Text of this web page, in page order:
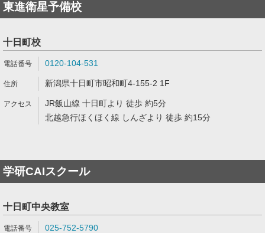
東進衛星予備校
十日町校
0120-104-531
新潟県十日町市昭和町4-155-2 1F
JR飯山線 十日町より 徒歩 約5分
北越急行ほくほく線 しんざより 徒歩 約15分
学研CAIスクール
十日町中央教室
025-752-5790